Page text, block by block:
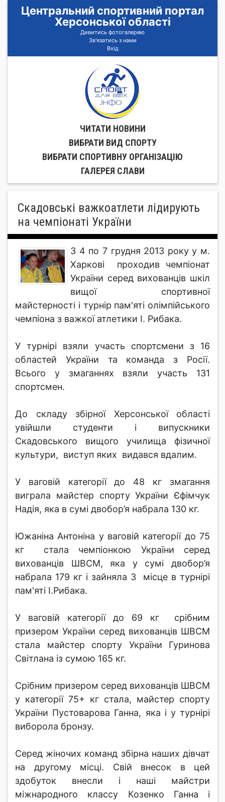
Центральний спортивний портал
Херсонської області
Дивитись фотогалерею
Зв'язатись з нами
Вхід
ЧИТАТИ НОВИНИ
ВИБРАТИ ВИД СПОРТУ
ВИБРАТИ СПОРТИВНУ ОРГАНIЗАЦIЮ
ГАЛЕРЕЯ СЛАВИ
Скадовські важкоатлети лідирують
на чемпіонаті України
З 4 по 7 грудня 2013 року у м.
Харкові проходив чемпіонат
України серед вихованців шкіл
вищої спортивної
майстерності і турнір пам'яті олімпійського
чемпіона з важкої атлетики І. Рибака.
У турнірі взяли участь спортсмени з 16
областей України та команда з Росії.
Всього у змаганнях взяли участь 131
спортсмен.
До складу збірної Херсонської області
увійшли студенти і випускники
Скадовського вищого училища фізичної
культури, виступ яких видався вдалим.
У ваговій категорії до 48 кг змагання
виграла майстер спорту України Єфімчук
Надія, яка в сумі двобор’я набрала 130 кг.
Южаніна Антоніна у ваговій категорії до 75
кг стала чемпіонкою України серед
вихованців ШВСМ, яка у сумі двобор’я
набрала 179 кг і зайняла 3 місце в турнірі
пам'яті І.Рибака.
У ваговій категорії до 69 кг срібним
призером України серед вихованців ШВСМ
стала майстер спорту України Гуринова
Світлана із сумою 165 кг.
Срібним призером серед вихованців ШВСМ
у категорії 75+ кг стала, майстер спорту
України Пустоварова Ганна, яка і у турнірі
виборола бронзу.
Серед жіночих команд збірна наших дівчат
на другому місці. Свій внесок в цей
здобуток внесли і наші майстри
міжнародного классу Козенко Ганна і